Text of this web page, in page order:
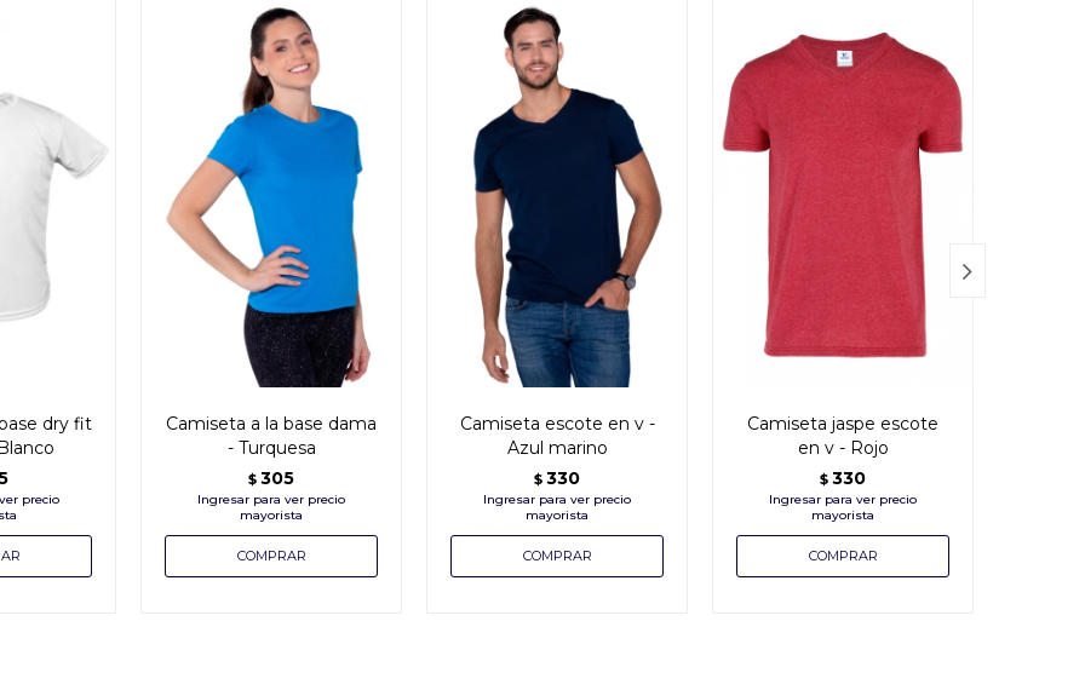
dry fit
Camiseta a la base dama
- Turquesa
$ 305
Camiseta escote en v -
Azul marino
$ 330
Camiseta jaspe escote
en v - Rojo
$ 330
